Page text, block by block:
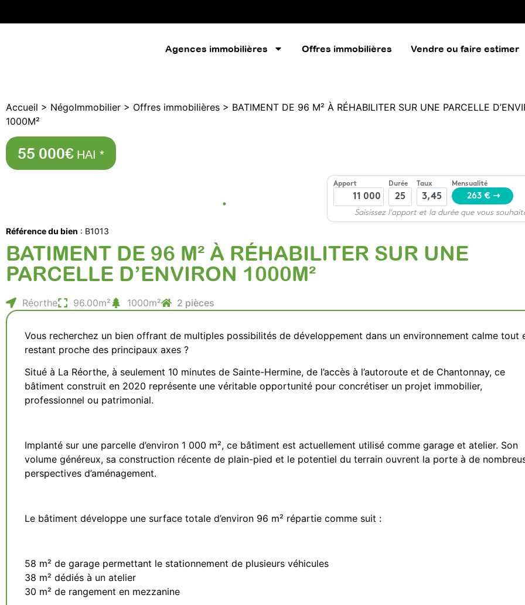
Agences immobilières Offres immobilières Vendre ou faire estimer
Accueil > NégoImmobilier > Offres immobilières > BATIMENT DE 96 M² À RÉHABILITER SUR UNE PARCELLE
1000M²
55 000€ HAI *
Référence du bien : B1013
BATIMENT DE 96 M² À RÉHABILITER SUR UNE
PARCELLE D’ENVIRON 1000M²
Réorthe 96.00m² 1000m² 2 pièces
Vous recherchez un bien offrant de multiples possibilités de développement dans un environnement calme tout
restant proche des principaux axes ?
Situé à La Réorthe, à seulement 10 minutes de Sainte-Hermine, de l’accès à l’autoroute et de Chantonnay, ce
bâtiment construit en 2020 représente une véritable opportunité pour concrétiser un projet immobilier,
professionnel ou patrimonial.
Implanté sur une parcelle d’environ 1 000 m², ce bâtiment est actuellement utilisé comme garage et atelier. Son
volume généreux, sa construction récente de plain-pied et le potentiel du terrain ouvrent la porte à de
perspectives d’aménagement.
Le bâtiment développe une surface totale d’environ 96 m² répartie comme suit :
58 m² de garage permettant le stationnement de plusieurs véhicules
38 m² dédiés à un atelier
30 m² de rangement en mezzanine